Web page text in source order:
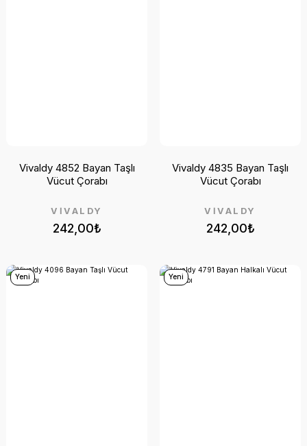
242,00₺
VİVALDY
Vivaldy 4852 Bayan Taşlı
Vücut Çorabı
242,00₺
VİVALDY
Vivaldy 4835 Bayan Taşlı
Vücut Çorabı
Yeni Yeni